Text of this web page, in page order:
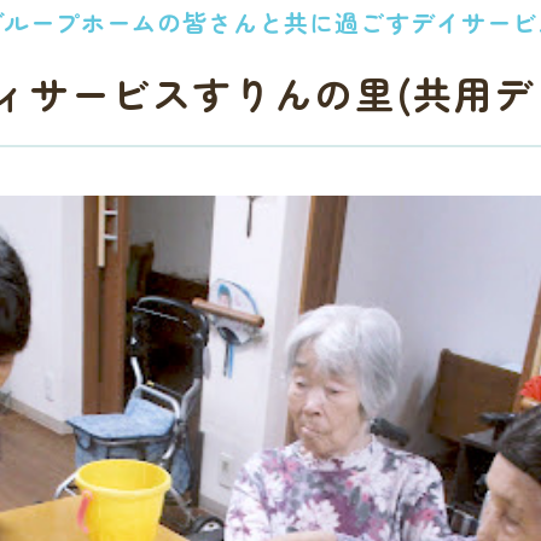
ープホームの皆さんと共に過ごすデイサー
サービスすりんの里(共用